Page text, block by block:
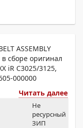
ASSEMBLY
сборе оригинал
iR C3025/3125,
000000
Читать далее
Не
ресурсный
ЗИП